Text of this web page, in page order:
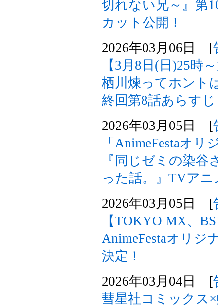
切れない兄～』第
カット公開！
2026年03月06日 [
【3月8日(日)25時
栖川煉ってホント
終回第8話あらす
2026年03月05日 [
「AnimeFestaオ
『同じゼミの染
った話。』TVアニ
2026年03月05日 [
【TOKYO MX、
AnimeFestaオリジ
決定！
2026年03月04日 [
彗星社コミックス